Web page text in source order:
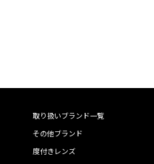
取り扱いブランド一覧
その他ブランド
度付きレンズ